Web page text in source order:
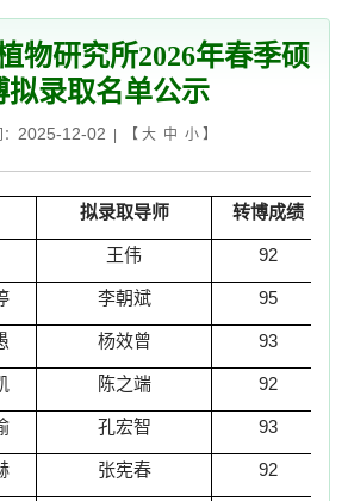
物研究所2026年春季硕
拟录取名单公示
2025-12-02 | 【 大 中 小】
拟录取导师 转博成绩
王伟 92
李朝斌 95
杨效曾 93
陈之端 92
孔宏智 93
张宪春 92